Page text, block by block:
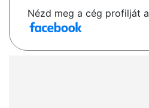
Nézd meg a cég profilját a